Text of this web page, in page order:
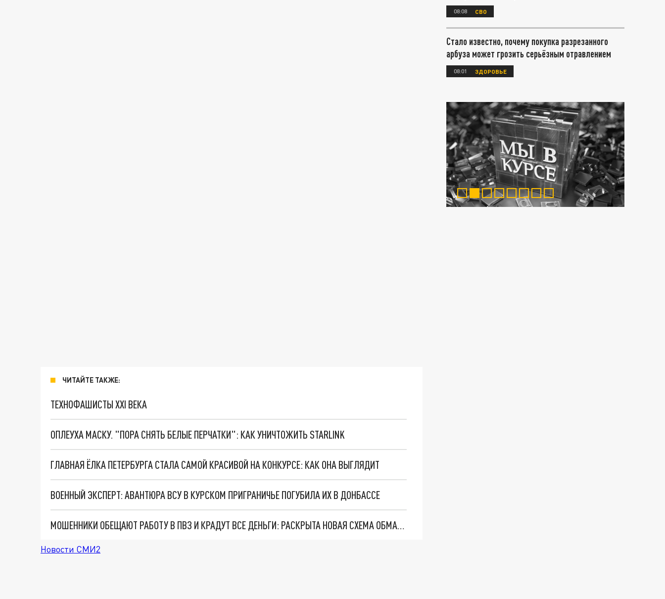
ЧИТАЙТЕ ТАКЖЕ:
ТЕХНОФАШИСТЫ XXI ВЕКА
ОПЛЕУХА МАСКУ. "ПОРА СНЯТЬ БЕЛЫЕ ПЕРЧАТКИ": КАК УНИЧТОЖИТЬ STARLINK
ГЛАВНАЯ ЁЛКА ПЕТЕРБУРГА СТАЛА САМОЙ КРАСИВОЙ НА КОНКУРСЕ: КАК ОНА ВЫГЛЯДИТ
ВОЕННЫЙ ЭКСПЕРТ: АВАНТЮРА ВСУ В КУРСКОМ ПРИГРАНИЧЬЕ ПОГУБИЛА ИХ В ДОНБАССЕ
МОШЕННИКИ ОБЕЩАЮТ РАБОТУ В ПВЗ И КРАДУТ ВСЕ ДЕНЬГИ: РАСКРЫТА НОВАЯ СХЕМА ОБМАНА
Новости СМИ2
08:08 СВО
Стало известно, почему покупка разрезанного
арбуза может грозить серьёзным отравлением
08:01 ЗДОРОВЬЕ